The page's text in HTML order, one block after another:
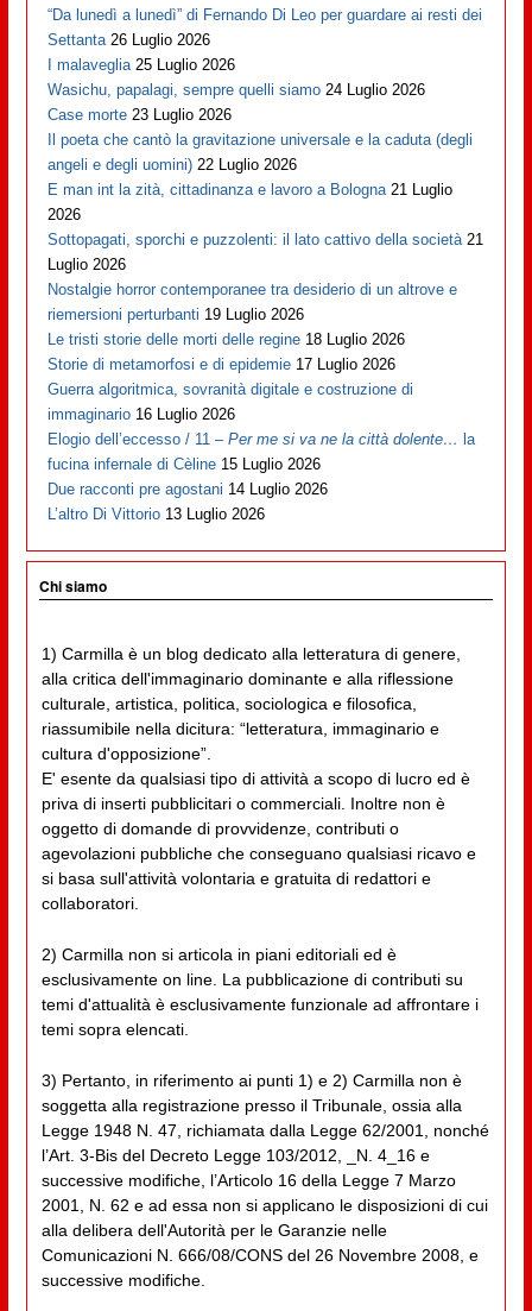
“Da lunedì a lunedì” di Fernando Di Leo per guardare ai resti dei
Settanta 26 Luglio 2026
I malaveglia 25 Luglio 2026
Wasichu, papalagi, sempre quelli siamo 24 Luglio 2026
Case morte 23 Luglio 2026
Il poeta che cantò la gravitazione universale e la caduta (degli
angeli e degli uomini) 22 Luglio 2026
E man int la zità, cittadinanza e lavoro a Bologna 21 Luglio
2026
Sottopagati, sporchi e puzzolenti: il lato cattivo della società 21
Luglio 2026
Nostalgie horror contemporanee tra desiderio di un altrove e
riemersioni perturbanti 19 Luglio 2026
Le tristi storie delle morti delle regine 18 Luglio 2026
Storie di metamorfosi e di epidemie 17 Luglio 2026
Guerra algoritmica, sovranità digitale e costruzione di
immaginario 16 Luglio 2026
Elogio dell’eccesso / 11 –Per me si va ne la città dolente… la
fucina infernale di Cèline 15 Luglio 2026
Due racconti pre agostani 14 Luglio 2026
L’altro Di Vittorio 13 Luglio 2026
Chi siamo
1) Carmilla è un blog dedicato alla letteratura di genere,
alla critica dell'immaginario dominante e alla riflessione
culturale, artistica, politica, sociologica e filosofica,
riassumibile nella dicitura: “letteratura, immaginario e
cultura d'opposizione”.
E' esente da qualsiasi tipo di attività a scopo di lucro ed è
priva di inserti pubblicitari o commerciali. Inoltre non è
oggetto di domande di provvidenze, contributi o
agevolazioni pubbliche che conseguano qualsiasi ricavo e
si basa sull'attività volontaria e gratuita di redattori e
collaboratori.
2) Carmilla non si articola in piani editoriali ed è
esclusivamente on line. La pubblicazione di contributi su
temi d'attualità è esclusivamente funzionale ad affrontare i
temi sopra elencati.
3) Pertanto, in riferimento ai punti 1) e 2) Carmilla non è
soggetta alla registrazione presso il Tribunale, ossia alla
Legge 1948 N. 47, richiamata dalla Legge 62/2001, nonché
l’Art. 3-Bis del Decreto Legge 103/2012, _N. 4_16 e
successive modifiche, l’Articolo 16 della Legge 7 Marzo
2001, N. 62 e ad essa non si applicano le disposizioni di cui
alla delibera dell'Autorità per le Garanzie nelle
Comunicazioni N. 666/08/CONS del 26 Novembre 2008, e
successive modifiche.